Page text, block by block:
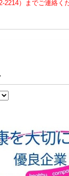
2214）までご連絡く